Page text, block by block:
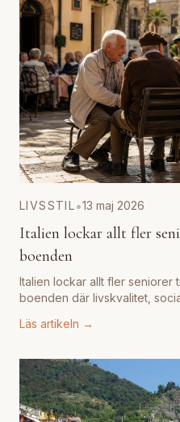
LIVSSTIL •13 maj 2026
Italien lockar allt fler
boenden
Italien lockar allt fler seniorer
boenden där livskvalitet,
Läs artikeln →